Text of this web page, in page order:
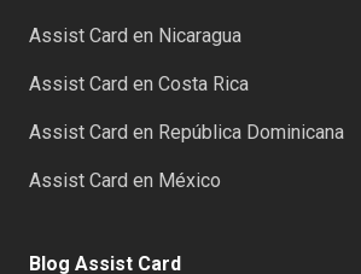
Assist Card en Nicaragua
Assist Card en Costa Rica
Assist Card en República Dominicana
Assist Card en México
Blog Assist Card